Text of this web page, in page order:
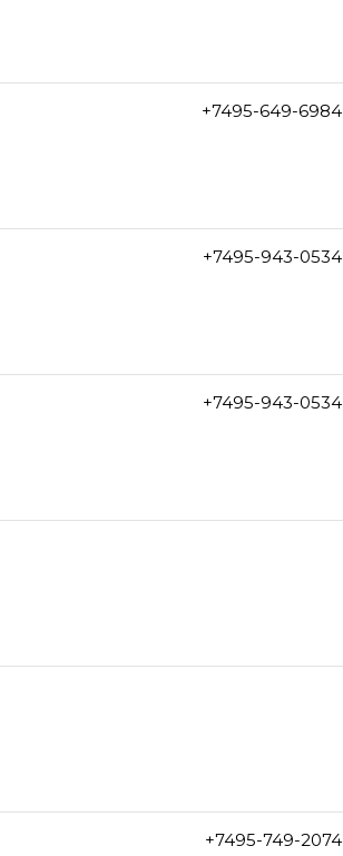
+7495-649-6984
+7495-943-0534
+7495-943-0534
+7495-749-2074